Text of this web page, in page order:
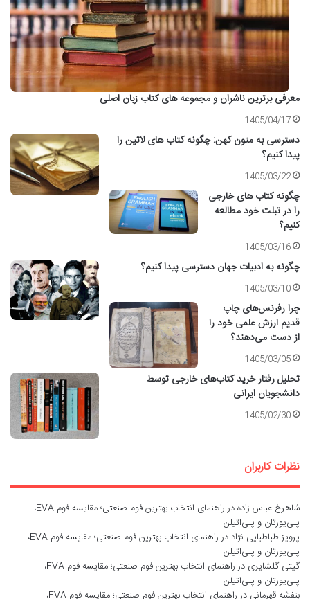
معرفی برترین ناشران و مجموعه های کتاب زبان اصلی
1405/04/17
دسترسی به متون کهن: چگونه کتاب های لاتین را
پیدا کنیم؟
1405/03/22
چگونه کتاب های خارجی
را در تبلت خود مطالعه
کنیم؟
1405/03/16
چگونه به ادبیات جهان دسترسی پیدا کنیم؟
1405/03/10
چرا رفرنس‌های چاپ
قدیم ارزش علمی خود را
از دست می‌دهند؟
1405/03/05
تحلیل رفتار خرید کتاب‌های خارجی توسط
دانشجویان ایرانی
1405/02/30
نظرات کاربران
شاهرخ عباس زادهدر
راهنمای انتخاب بهترین فوم صنعتی؛ مقایسه فوم EVA،
پلی‌یورتان و پلی‌اتیلن
پرویز طباطبایی نژاد در
راهنمای انتخاب بهترین فوم صنعتی؛ مقایسه فوم EVA،
پلی‌یورتان و پلی‌اتیلن
گیتی گلشایری در
راهنمای انتخاب بهترین فوم صنعتی؛ مقایسه فوم EVA،
پلی‌یورتان و پلی‌اتیلن
بنفشه قهرمانی در راهنمای انتخاب بهترین فوم صنعتی؛ مقایسه فوم EVA،